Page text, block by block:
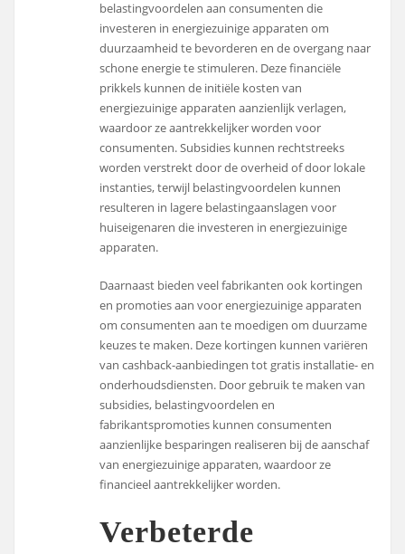
belastingvoordelen aan consumenten die
investeren in energiezuinige apparaten om
duurzaamheid te bevorderen en de overgang naar
schone energie te stimuleren. Deze financiële
prikkels kunnen de initiële kosten van
energiezuinige apparaten aanzienlijk verlagen,
waardoor ze aantrekkelijker worden voor
consumenten. Subsidies kunnen rechtstreeks
worden verstrekt door de overheid of door lokale
instanties, terwijl belastingvoordelen kunnen
resulteren in lagere belastingaanslagen voor
huiseigenaren die investeren in energiezuinige
apparaten.
Daarnaast bieden veel fabrikanten ook kortingen
en promoties aan voor energiezuinige apparaten
om consumenten aan te moedigen om duurzame
keuzes te maken. Deze kortingen kunnen variëren
van cashback-aanbiedingen tot gratis installatie- en
onderhoudsdiensten. Door gebruik te maken van
subsidies, belastingvoordelen en
fabrikantspromoties kunnen consumenten
aanzienlijke besparingen realiseren bij de aanschaf
van energiezuinige apparaten, waardoor ze
financieel aantrekkelijker worden.
Verbeterde